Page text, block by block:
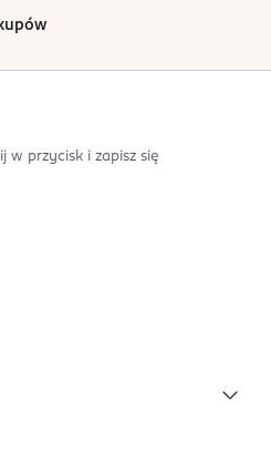
w przycisk i zapisz się